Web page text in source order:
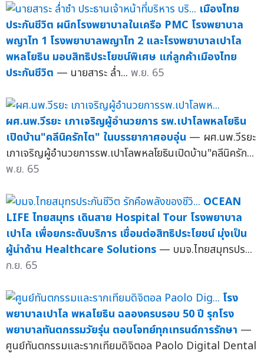
เมืองไทย
ประกันชีวิต ผนึกโรงพยาบาลในเครือ PMC โรงพยาบาล
พญาไท 1 โรงพยาบาลพญาไท 2 และโรงพยาบาลเปาโล
พหลโยธิน มอบสิทธิประโยชน์พิเศษ แก่ลูกค้าเมืองไทย
ประกันชีวิต — นายสาระ ล่ำ... พ.ย. 65
ผศ.นพ.วีรยะ เภาเจริญผู้อำนวยการ รพ.เปาโลพหลโยธิน
เปิดบ้าน"คลีนิครักไต" ในบรรยากาศอบอุ่น — ผศ.นพ.วีรยะ
เภาเจริญผู้อำนวยการรพ.เปาโลพหลโยธินเปิดบ้าน"คลีนิครัก...
พ.ย. 65
OCEAN
LIFE ไทยสมุทร เดินสาย Hospital Tour โรงพยาบาล
เปาโล เพื่อยกระดับบริการ เชื่อมต่อสิทธิประโยชน์ มุ่งเป็น
ผู้นำด้าน Healthcare Solutions — บมจ.ไทยสมุทรปร...
ก.ย. 65
โรง
พยาบาลเปาโล พหลโยธิน ฉลองครบรอบ 50 ปี รุกโรง
พยาบาลทันตกรรมวัยรุ่น ตอบโจทย์ทุกเทรนด์การรักษา —
ศูนย์ทันตกรรมและรากเทียมดิจิตอล Paolo Digital Dental